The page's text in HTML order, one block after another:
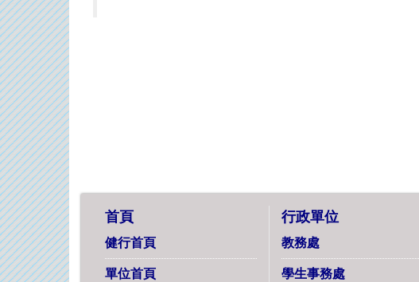
首頁
健行首頁
單位首頁
行政單位
教務處
學生事務處